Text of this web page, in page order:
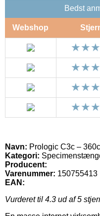
Bedst
Webshop
Navn: Prologic C3c –
Kategori:
Producent:
Varenummer: 150755413
EAN:
Vurderet til 4.3 ud af 5